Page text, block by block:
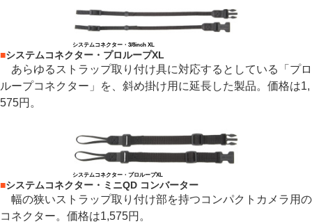
システムコネクター・3/8inch XL
■システムコネクター・プロループXL
あらゆるストラップ取り付け具に対応するとしている「プロ
ループコネクター」を、斜め掛け用に延長した製品。価格は1,
575円。
システムコネクター・プロループXL
■システムコネクター・ミニQD コンバーター
幅の狭いストラップ取り付け部を持つコンパクトカメラ用の
コネクター。価格は1,575円。